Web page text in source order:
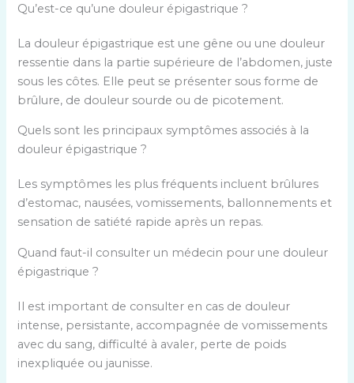
Qu’est-ce qu’une douleur épigastrique ?
La douleur épigastrique est une gêne ou une douleur
ressentie dans la partie supérieure de l’abdomen, juste
sous les côtes. Elle peut se présenter sous forme de
brûlure, de douleur sourde ou de picotement.
Quels sont les principaux symptômes associés à la
douleur épigastrique ?
Les symptômes les plus fréquents incluent brûlures
d’estomac, nausées, vomissements, ballonnements et
sensation de satiété rapide après un repas.
Quand faut-il consulter un médecin pour une douleur
épigastrique ?
Il est important de consulter en cas de douleur
intense, persistante, accompagnée de vomissements
avec du sang, difficulté à avaler, perte de poids
inexpliquée ou jaunisse.